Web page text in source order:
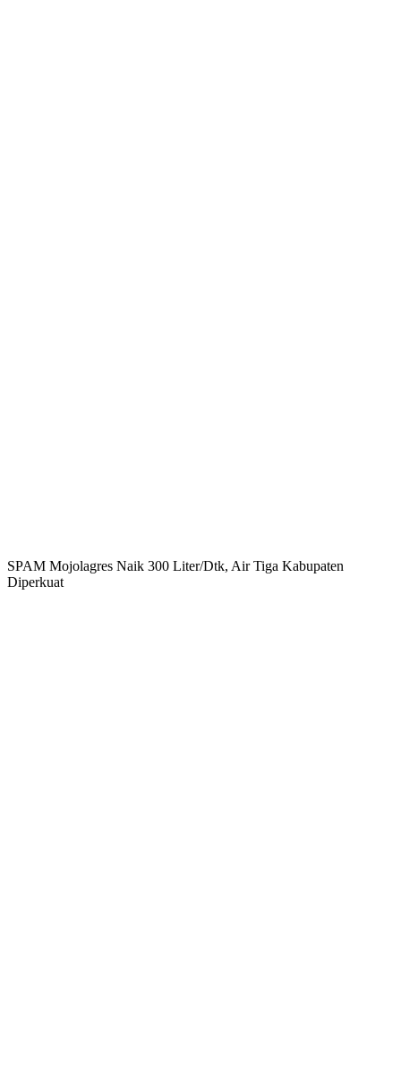
SPAM Mojolagres Naik 300 Liter/Dtk, Air Tiga Kabupaten
Diperkuat